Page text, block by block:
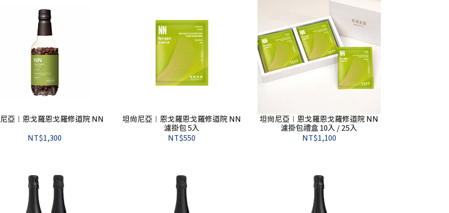
亞︱恩戈羅恩戈羅修道院 NN
NT$1,300
坦尚尼亞︱恩戈羅恩戈羅修道院 NN
濾掛包 5入
NT$550
坦尚尼亞︱恩戈羅恩戈羅修道院 NN
濾掛包禮盒 10入 / 25入
NT$1,100